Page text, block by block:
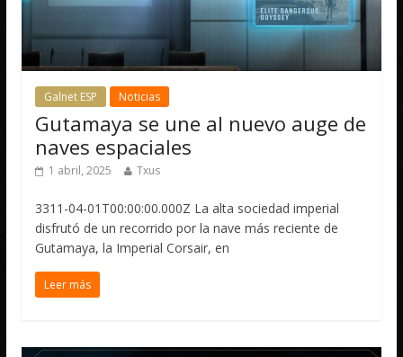
Galnet ESP Noticias
Gutamaya se une al nuevo auge de
naves espaciales
1 abril, 2025 Txus
3311-04-01T00:00:00.000Z La alta sociedad imperial
disfrutó de un recorrido por la nave más reciente de
Gutamaya, la Imperial Corsair, en
Leer más